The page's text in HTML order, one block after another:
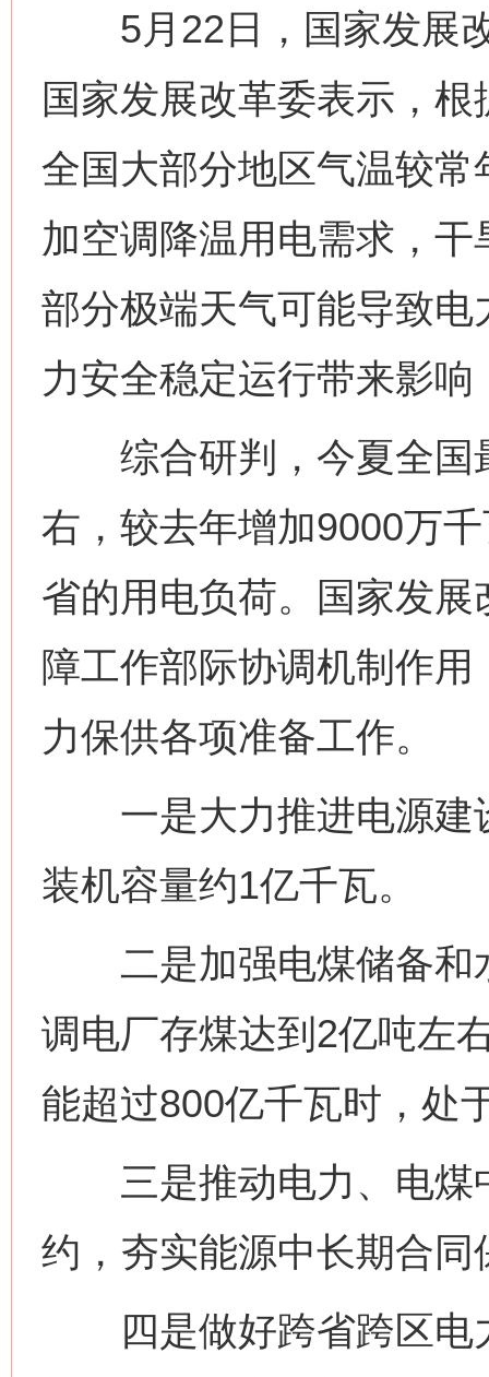
5月22日，国家发展改
国家发展改革委表示，
全国大部分地区气温较
加空调降温用电需求，
部分极端天气可能导致
力安全稳定运行带来影
综合研判，今夏全国
右，较去年增加9000万
省的用电负荷。国家发
障工作部际协调机制作
力保供各项准备工作。
一是大力推进电源建
装机容量约1亿千瓦。
二是加强电煤储备和
调电厂存煤达到2亿吨左
能超过800亿千瓦时，处
三是推动电力、电煤
约，夯实能源中长期合同
四是做好跨省跨区电